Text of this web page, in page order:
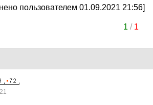
пользователем 01.09.2021 21:56]
1 / 1